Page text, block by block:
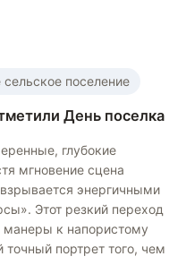
поселение
День поселка
глубокие
мгновение сцена
энергичными
Этот резкий переход
манеры к напористому
портрет того, чем